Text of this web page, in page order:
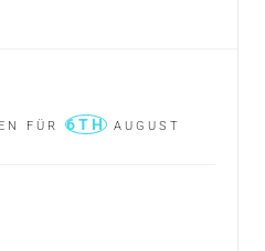
FÜR 6TH AUGUST